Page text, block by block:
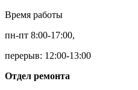
Время работы
пн-пт 8:00-17:00,
перерыв: 12:00-13:00
Отдел ремонта